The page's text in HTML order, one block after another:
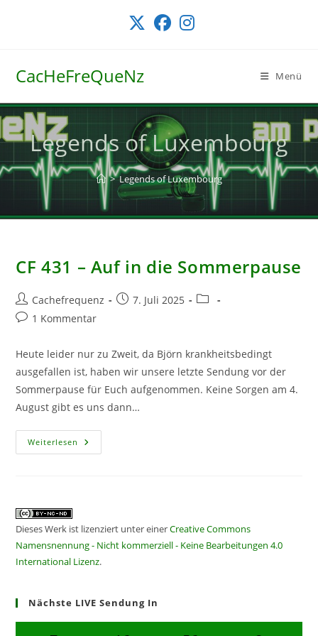
CacHeFreQueNz Menü
Legends of Luxembourg
> Legends of Luxembourg
CF 431 – Auf in die Sommerpause
Beitrags-
Autor:
Cachefrequenz
Beitrag7. Juli 2025
Beitrags-
Beitrags-
1 Kommentar
Heute leider nur zu Zweit, da Björn krankheitsbedingt
ausgefallen ist, haben wir unsere letzte Sendung vor der
Sommerpause für Euch aufgenommen. Keine Sorgen am 4.
August gibt es uns dann…
Weiterlesen CF
431
Dieses Werk ist lizenziert unter einerCreative Commons
Namensnennung - Nicht kommerziell - Keine Bearbeitungen 4.0
International Lizenz.
Nächste LIVE Sendung In